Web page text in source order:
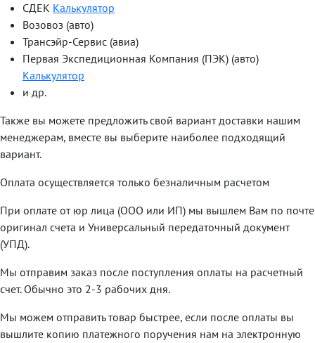
СДЕК Калькулятор
Возовоз (авто)
Трансэйр-Сервис (авиа)
Первая Экспедиционная Компания (ПЭК) (авто)
Калькулятор
и др.
Также вы можете предложить свой вариант доставки нашим
менеджерам, вместе вы выберите наиболее подходящий
вариант.
Оплата осуществляется только безналичным расчетом
При оплате от юр лица (ООО или ИП) мы вышлем Вам по почте
оригинал счета и Универсальный передаточный документ
(УПД).
Мы отправим заказ после поступления оплаты на расчетный
счет. Обычно это 2-3 рабочих дня.
Мы можем отправить товар быстрее, если после оплаты вы
вышлите копию платежного поручения нам на электронную